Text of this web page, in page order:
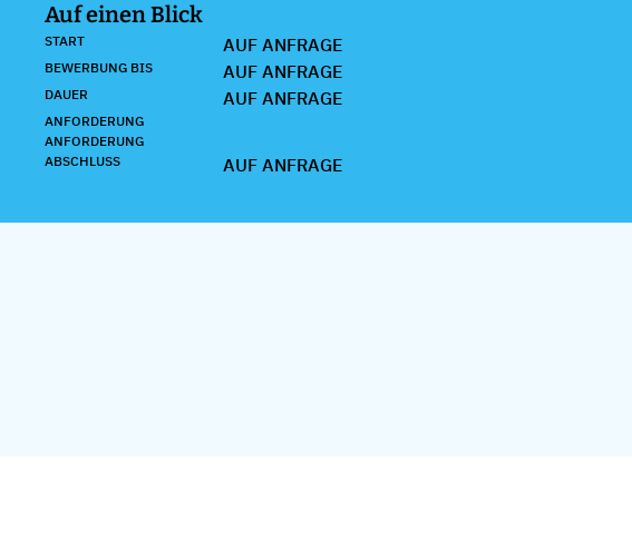
Auf einen Blick
START AUF ANFRAGE
BEWERBUNG BIS AUF ANFRAGE
DAUER AUF ANFRAGE
ANFORDERUNG
ANFORDERUNG
ABSCHLUSS
AUF ANFRAGE